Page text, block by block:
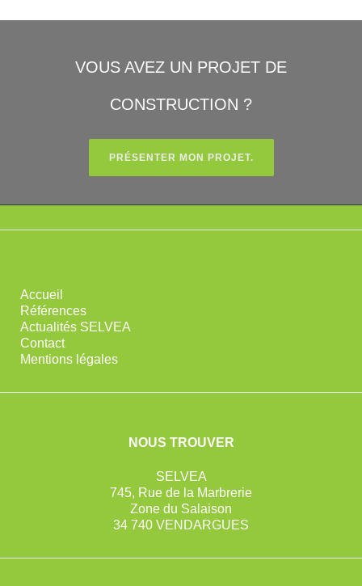
VOUS AVEZ UN PROJET DE
CONSTRUCTION ?
PRÉSENTER MON PROJET.
Accueil
Références
Actualités SELVEA
Contact
Mentions légales
NOUS TROUVER
SELVEA
745, Rue de la Marbrerie
Zone du Salaison
34 740 VENDARGUES